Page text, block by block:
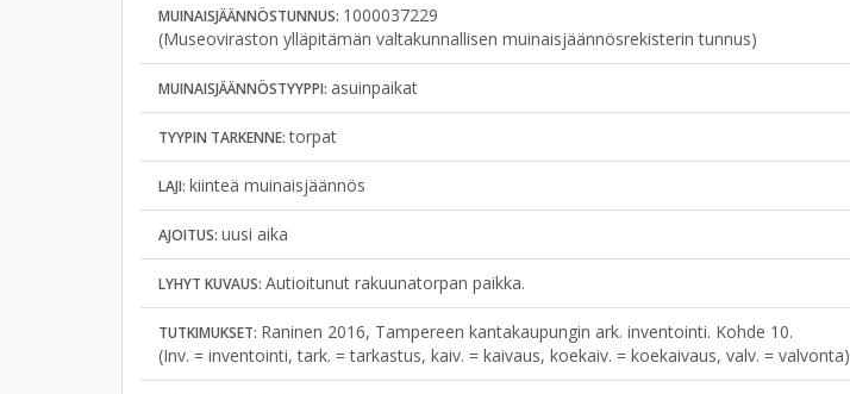
MUINAISJÄÄNNÖSTUNNUS: 1000037229
(Museoviraston ylläpitämän valtakunnallisen muinaisjäännösrekisterin tunnus)
MUINAISJÄÄNNÖSTYYPPI: asuinpaikat
TYYPIN TARKENNE:torpat
LAJI: kiinteä muinaisjäännös
AJOITUS: uusi aika
LYHYT KUVAUS: Autioitunut rakuunatorpan paikka.
TUTKIMUKSET: Raninen 2016, Tampereen kantakaupungin ark. inventointi. Kohde 10.
(Inv. = inventointi, tark. = tarkastus, kaiv. = kaivaus, koekaiv. = koekaivaus, valv. = valvonta)